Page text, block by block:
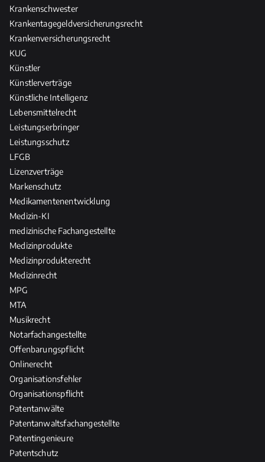
Krankenschwester
Krankentagegeldversicherungsrecht
Krankenversicherungsrecht
KUG
Künstler
Künstlerverträge
Künstliche Intelligenz
Lebensmittelrecht
Leistungserbringer
Leistungsschutz
LFGB
Lizenzverträge
Markenschutz
Medikamentenentwicklung
Medizin-KI
medizinische Fachangestellte
Medizinprodukte
Medizinprodukterecht
Medizinrecht
MPG
MTA
Musikrecht
Notarfachangestellte
Offenbarungspflicht
Onlinerecht
Organisationsfehler
Organisationspflicht
Patentanwälte
Patentanwaltsfachangestellte
Patentingenieure
Patentschutz